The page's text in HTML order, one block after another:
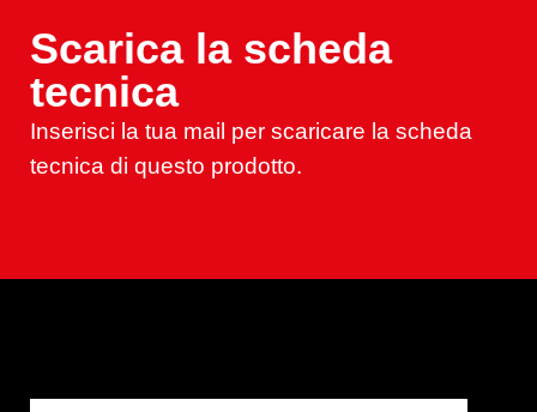
Scarica la scheda
tecnica
Inserisci la tua mail per scaricare la scheda
tecnica di questo prodotto.